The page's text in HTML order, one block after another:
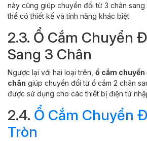
này cũng giúp chuyển đổi từ 3 chân
thể có thiết kế và tính năng khác biệt.
2.3. Ổ Cắm Chuyển
Sang 3 Chân
Ngược lại với hai loại trên, ổ cắm chuyển
chân giúp chuyển đổi từ ổ cắm 2 chân
được sử dụng cho các thiết bị điện tử
2.4. Ổ Cắm Chuyển
Tròn